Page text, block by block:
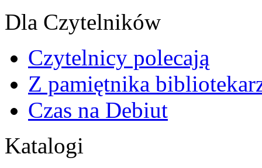
Dla Czytelników
Czytelnicy polecają
Z pamiętnika
Czas na Debiut
Katalogi